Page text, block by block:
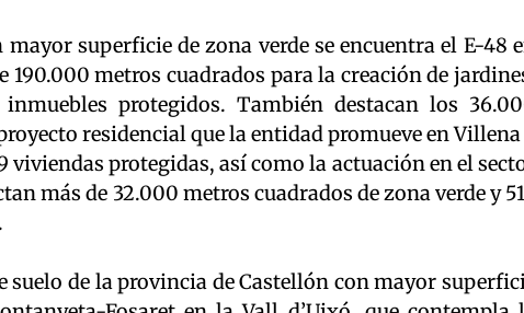
superficie de zona verde se encuentra el E-48
190.000 metros cuadrados para la creación de
protegidos. También destacan los
residencial que la entidad promueve en
viviendas protegidas, así como la actuación en el
más de 32.000 metros cuadrados de zona verde y
suelo de la provincia de Castellón con mayor